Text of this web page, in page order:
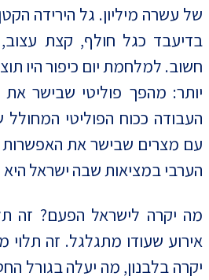
בדיעבד כגל חולף, קצת
חשוב. למלחמת יום כיפור היו
יותר: מהפך פוליטי שבישר
העבודה ככוח הפוליטי
עם מצרים שבישר את
הערבי במציאות שבה ישראל היא
מה יקרה לישראל הפעם? זה
אירוע שעודו מתגלגל. זה
יקרה בלבנון, מה יעלה בגורל